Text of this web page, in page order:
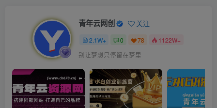
青年云网创 关注
2.1W+ 0 78 1122W+
别让梦想只停留在梦里